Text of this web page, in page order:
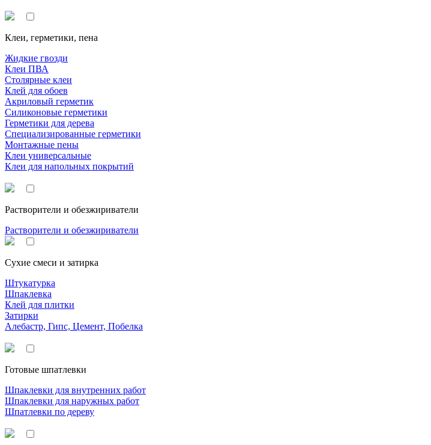
Клеи, герметики, пена
Жидкие гвозди
Клеи ПВА
Столярные клеи
Клей для обоев
Акриловый герметик
Силиконовые герметики
Герметики для дерева
Специализированные герметики
Монтажные пены
Клеи универсальные
Клеи для напольных покрытий
Растворители и обезжириватели
Растворители и обезжириватели
Сухие смеси и затирка
Штукатурка
Шпаклевка
Клей для плитки
Затирки
Алебастр, Гипс, Цемент, Побелка
Готовые шпатлевки
Шпаклевки для внутренних работ
Шпаклевки для наружных работ
Шпатлевки по дереву